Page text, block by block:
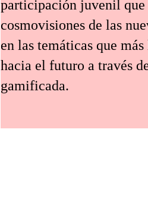
participación juvenil que
cosmovisiones de las
en las temáticas que
hacia el futuro a través
gamificada.